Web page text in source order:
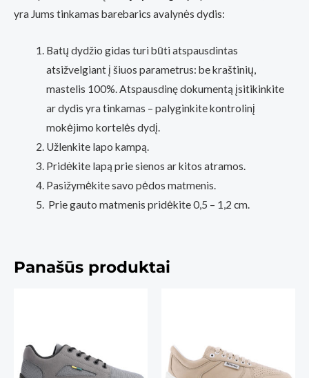
yra Jums tinkamas barebarics avalynės dydis:
Batų dydžio gidas turi būti atspausdintas
atsižvelgiant į šiuos parametrus: be kraštinių,
mastelis 100%. Atspausdinę dokumentą įsitikinkite
ar dydis yra tinkamas – palyginkite kontrolinį
mokėjimo kortelės dydį.
Užlenkite lapo kampą.
Pridėkite lapą prie sienos ar kitos atramos.
Pasižymėkite savo pėdos matmenis.
Prie gauto matmenis pridėkite 0,5 – 1,2 cm.
Panašūs produktai